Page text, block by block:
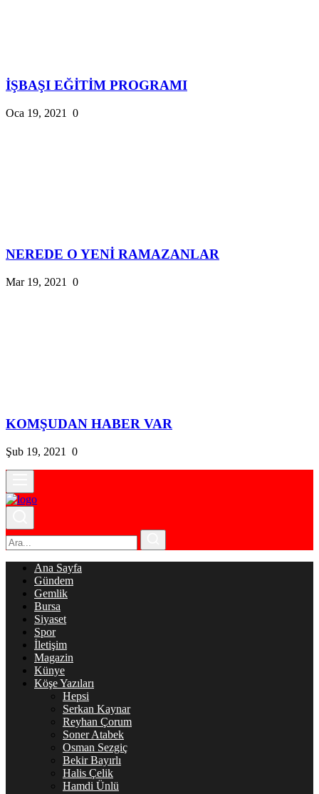
İŞBAŞI EĞİTİM PROGRAMI
Oca 19, 2021 0
NEREDE O YENİ RAMAZANLAR
Mar 19, 2021 0
KOMŞUDAN HABER VAR
Şub 19, 2021 0
Ana Sayfa
Gündem
Gemlik
Bursa
Siyaset
Spor
İletişim
Magazin
Künye
Köşe Yazıları
Hepsi
Serkan Kaynar
Reyhan Çorum
Soner Atabek
Osman Sezgiç
Bekir Bayırlı
Halis Çelik
Hamdi Ünlü